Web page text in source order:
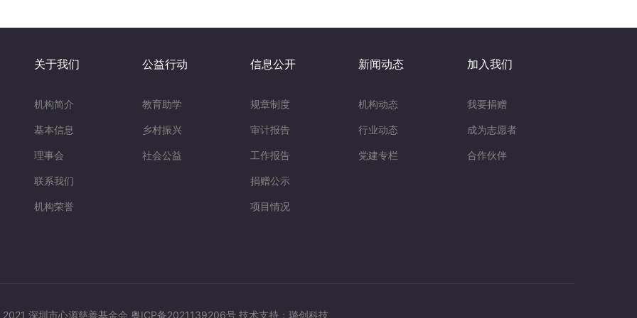
关于我们
机构简介
基本信息
理事会
联系我们
机构荣誉
公益行动
教育助学
乡村振兴
社会公益
信息公开
规章制度
审计报告
工作报告
捐赠公示
项目情况
新闻动态
机构动态
行业动态
党建专栏
加入我们
我要捐赠
成为志愿者
合作伙伴
深圳市心源慈善基金会 粤ICP备2021139206号 技术支持：璐创科技